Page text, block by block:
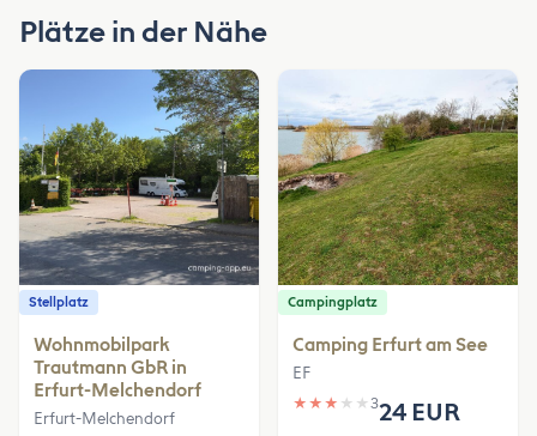
Plätze in der Nähe
Stellplatz
Wohnmobilpark
Trautmann GbR in
Erfurt-Melchendorf
Erfurt-Melchendorf
Campingplatz
Camping Erfurt am See
EF
★ ★ ★ ★ ★ 324 EUR